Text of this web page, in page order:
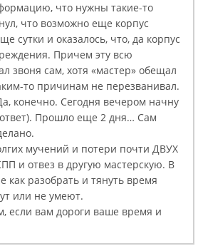
что нужны такие-то
что возможно еще корпус
сутки и оказалось, что, да корпус
Причем эту всю
звоня сам, хотя «мастер» обещал
то причинам не перезванивал.
конечно. Сегодня вечером начну
Прошло еще 2 дня… Сам
мучений и потери почти ДВУХ
и отвез в другую мастерскую. В
как разобрать и тянуть время
или не умеют.
если вам дороги ваше время и